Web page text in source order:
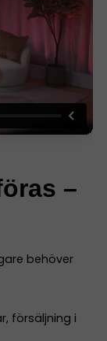
–
behöver
försäljning i